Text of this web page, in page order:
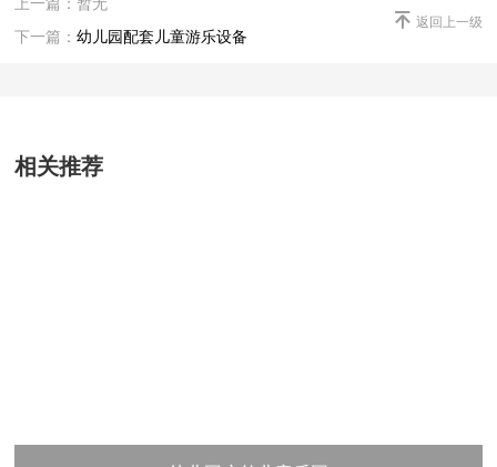
下一篇：幼儿园配套儿童游乐设备
 返回上一级
相关推荐